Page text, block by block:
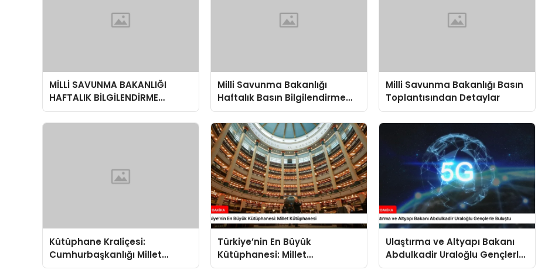
MİLLİ SAVUNMA BAKANLIĞI
HAFTALIK BİLGİLENDİRME
TOPLANTISI
Milli Savunma Bakanlığı
Haftalık Basın Bilgilendirme
Toplantısında
Değerlendirmeler
Milli Savunma Bakanlığı Basın
Toplantısından Detaylar
Kütüphane Kraliçesi:
Cumhurbaşkanlığı Millet
Kütüphanesi
Türkiye’nin En Büyük
Kütüphanesi: Millet
Kütüphanesi
Ulaştırma ve Altyapı Bakanı
Abdulkadir Uraloğlu Gençlerle
Buluştu